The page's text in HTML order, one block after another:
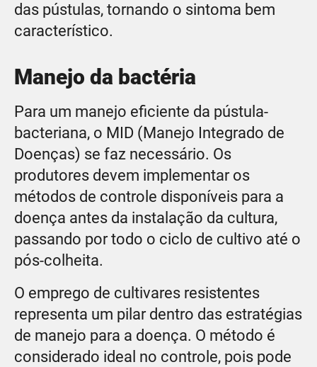
das pústulas, tornando o sintoma bem
característico.
Manejo da bactéria
Para um manejo eficiente da pústula-
bacteriana, o MID (Manejo Integrado de
Doenças) se faz necessário. Os
produtores devem implementar os
métodos de controle disponíveis para a
doença antes da instalação da cultura,
passando por todo o ciclo de cultivo até o
pós-colheita.
O emprego de cultivares resistentes
representa um pilar dentro das estratégias
de manejo para a doença. O método é
considerado ideal no controle, pois pode